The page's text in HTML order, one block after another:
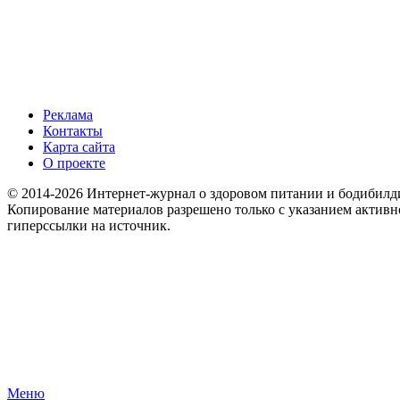
Реклама
Контакты
Карта сайта
О проекте
© 2014-2026 Интернет-журнал о здоровом питании и
Копирование материалов разрешено только с указанием
гиперссылки на источник.
Меню